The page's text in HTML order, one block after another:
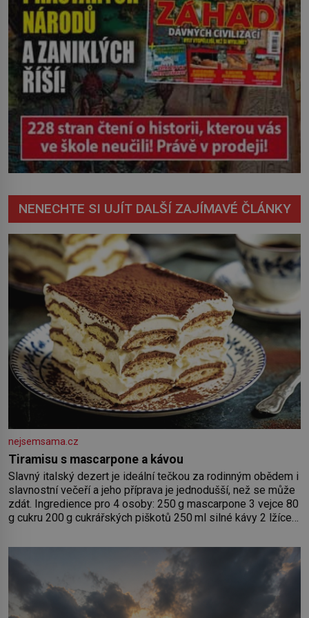
NENECHTE SI UJÍT DALŠÍ ZAJÍMAVÉ ČLÁNKY
nejsemsama.cz
Tiramisu s mascarpone a kávou
Slavný italský dezert je ideální tečkou za rodinným obědem i
slavnostní večeří a jeho příprava je jednodušší, než se může
zdát. Ingredience pro 4 osoby: 250 g mascarpone 3 vejce 80
g cukru 200 g cukrářských piškotů 250 ml silné kávy 2 lžíce
bílků. Žloutky vyšlehejte s cukrem do světlé pěny a postupně
do nich vmíchejte mascarpone, aby vznikl hladký